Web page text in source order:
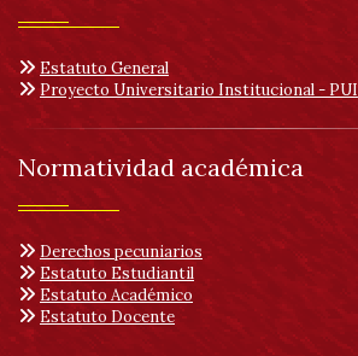
Estatuto General
Proyecto Universitario Institucional - PUI
Normatividad académica
Derechos pecuniarios
Estatuto Estudiantil
Estatuto Académico
Estatuto Docente